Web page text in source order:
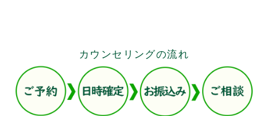
カウンセリングの流れ